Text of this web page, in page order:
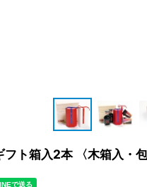
ト箱入2本 〈木箱入・